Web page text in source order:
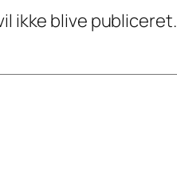
ikke blive publiceret.